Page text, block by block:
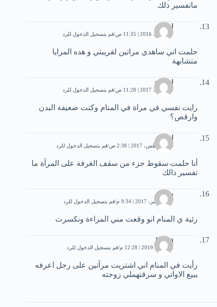
ماتفسير ذلك
اميرة
1 نوفمبر، 2016 | 11:35 ص قم بتسجيل الدخول للرد
حلمت اني ساهدي مراتين لقريبتي و هده المرايا
متشابهة
اسماء
29 أبريل، 2017 | 11:28 ص قم بتسجيل الدخول للرد
رايت نفسي في مراة في المنام وكنت ضعيفة البدن
وارقص؟
اميمة
16 أغسطس، 2017 | 2:38 ص قم بتسجيل الدخول للرد
أنا حلمت سقوط جزء من سقف الغرفة على المرآة ما
تفسير ذالك
سارة
11 ديسمبر، 2017 | 9:34 م قم بتسجيل الدخول للرد
رئية ي المنام انو وقعت مني المراءة ونكسرت
Sirina
3 فبراير، 2019 | 12:28 م قم بتسجيل الدخول للرد
رأيت في المنام اني اشتريت مرآتين على رجل اعرفه
يبيع الاواتي و سرقتهملي زوجته